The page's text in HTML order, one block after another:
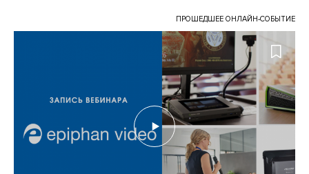
ПРОШЕДШЕЕ ОНЛАЙН-СОБЫТИЕ